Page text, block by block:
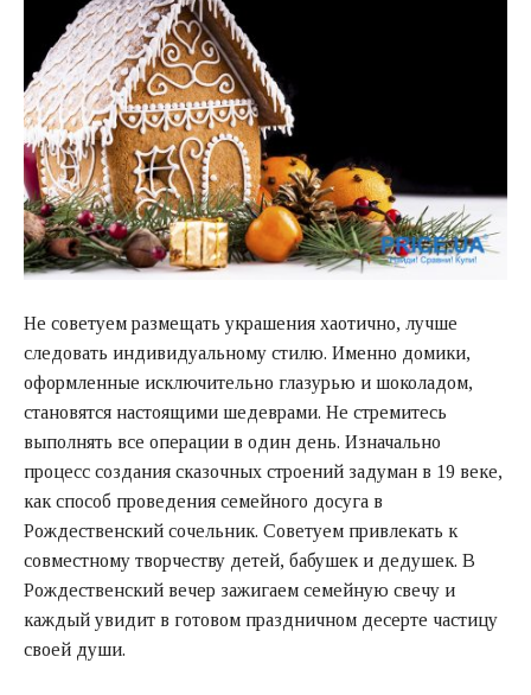
Не советуем размещать украшения хаотично, лучше
следовать индивидуальному стилю. Именно домики,
оформленные исключительно глазурью и шоколадом,
становятся настоящими шедеврами. Не стремитесь
выполнять все операции в один день. Изначально
процесс создания сказочных строений задуман в 19 веке,
как способ проведения семейного досуга в
Рождественский сочельник. Советуем привлекать к
совместному творчеству детей, бабушек и дедушек. В
Рождественский вечер зажигаем семейную свечу и
каждый увидит в готовом праздничном десерте частицу
своей души.